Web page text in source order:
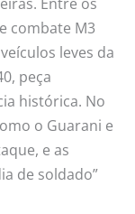
combate M3
leves da
peça
histórica. No
o Guarani e
e as
de soldado”